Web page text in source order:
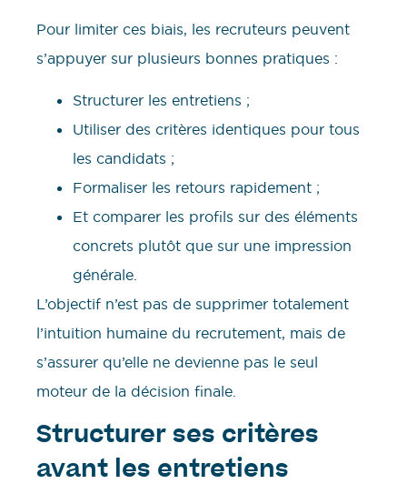
Pour limiter ces biais, les recruteurs peuvent
s’appuyer sur plusieurs bonnes pratiques :
Structurer les entretiens ;
Utiliser des critères identiques pour tous
les candidats ;
Formaliser les retours rapidement ;
Et comparer les profils sur des éléments
concrets plutôt que sur une impression
générale.
L’objectif n’est pas de supprimer totalement
l’intuition humaine du recrutement, mais de
s’assurer qu’elle ne devienne pas le seul
moteur de la décision finale.
Structurer ses critères
avant les entretiens